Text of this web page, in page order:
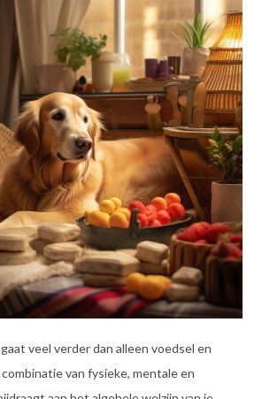
veel verder dan alleen voedsel en
van fysieke, mentale en